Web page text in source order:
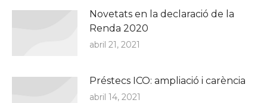
Novetats en la declaració de la
Renda 2020
abril 21, 2021
Préstecs ICO: ampliació i carència
abril 14, 2021